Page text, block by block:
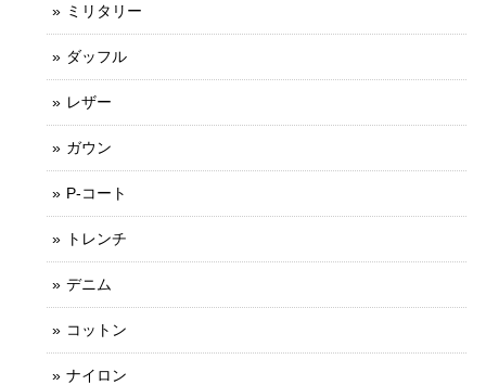
ミリタリー
ダッフル
レザー
ガウン
P-コート
トレンチ
デニム
コットン
ナイロン